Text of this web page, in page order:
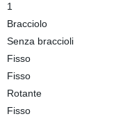
1
Bracciolo
Senza braccioli
Fisso
Fisso
Rotante
Fisso